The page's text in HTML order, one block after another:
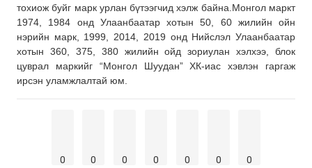
тохиож буйг марк урлан бүтээгчид хэлж байна.Монгол маркт
1974, 1984 онд Улаанбаатар хотын 50, 60 жилийн ойн
нэрийн марк, 1999, 2014, 2019 онд Нийслэл Улаанбаатар
хотын 360, 375, 380 жилийн ойд зориулан хэлхээ, блок
цуврал маркийг “Монгол Шуудан” ХК-иас хэвлэн гаргаж
ирсэн уламжлалтай юм.
0 0 0 0 0 0 0